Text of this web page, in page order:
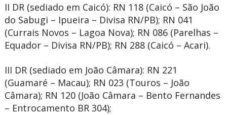
II DR (sediado em Caicó): RN 118 (Caicó – São João
do Sabugi – Ipueira – Divisa RN/PB); RN 041
(Currais Novos – Lagoa Nova); RN 086 (Parelhas –
Equador – Divisa RN/PB); RN 288 (Caicó – Acari).
III DR (sediado em João Câmara): RN 221
(Guamaré – Macau); RN 023 (Touros – João
Câmara); RN 120 (João Câmara – Bento Fernandes
– Entrocamento BR 304);